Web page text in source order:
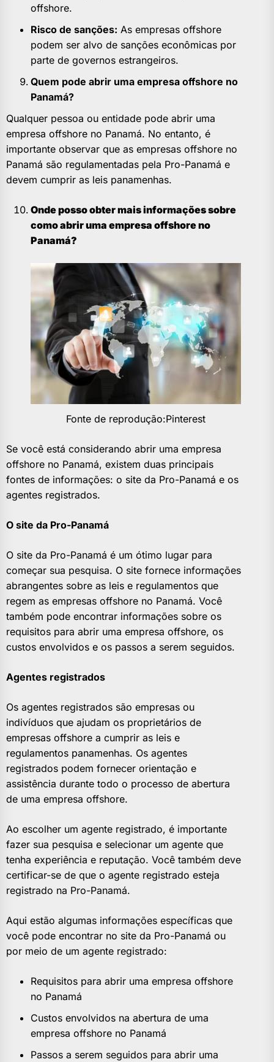
offshore.
Risco de sanções: As empresas offshore
podem ser alvo de sanções econômicas por
parte de governos estrangeiros.
Quem pode abrir uma empresa offshore no
Panamá?
Qualquer pessoa ou entidade pode abrir uma
empresa offshore no Panamá. No entanto, é
importante observar que as empresas offshore no
Panamá são regulamentadas pela Pro-Panamá e
devem cumprir as leis panamenhas.
Onde posso obter mais informações sobre
como abrir uma empresa offshore no
Panamá?
Fonte de reprodução:Pinterest
Se você está considerando abrir uma empresa
offshore no Panamá, existem duas principais
fontes de informações: o site da Pro-Panamá e os
agentes registrados.
O site da Pro-Panamá
O site da Pro-Panamá é um ótimo lugar para
começar sua pesquisa. O site fornece informações
abrangentes sobre as leis e regulamentos que
regem as empresas offshore no Panamá. Você
também pode encontrar informações sobre os
requisitos para abrir uma empresa offshore, os
custos envolvidos e os passos a serem seguidos.
Agentes registrados
Os agentes registrados são empresas ou
indivíduos que ajudam os proprietários de
empresas offshore a cumprir as leis e
regulamentos panamenhas. Os agentes
registrados podem fornecer orientação e
assistência durante todo o processo de abertura
de uma empresa offshore.
Ao escolher um agente registrado, é importante
fazer sua pesquisa e selecionar um agente que
tenha experiência e reputação. Você também deve
certificar-se de que o agente registrado esteja
registrado na Pro-Panamá.
Aqui estão algumas informações específicas que
você pode encontrar no site da Pro-Panamá ou
por meio de um agente registrado:
Requisitos para abrir uma empresa offshore
no Panamá
Custos envolvidos na abertura de uma
empresa offshore no Panamá
Passos a serem seguidos para abrir uma